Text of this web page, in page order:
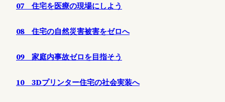
07 住宅を医療の現場にしよう
08 住宅の自然災害被害をゼロへ
09 家庭内事故ゼロを目指そう
10 3Dプリンター住宅の社会実装へ